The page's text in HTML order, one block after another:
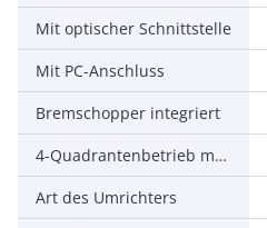
Mit optischer Schnittstelle
Mit PC-Anschluss
Bremschopper integriert
4-Quadrantenbetrieb möglich
Art des Umrichters